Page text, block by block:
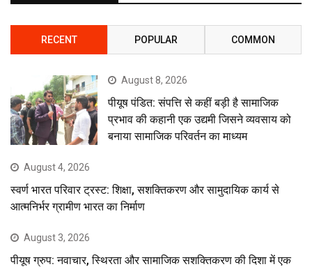
RECENT POPULAR COMMON
August 8, 2026
पीयूष पंडित: संपत्ति से कहीं बड़ी है सामाजिक
प्रभाव की कहानी एक उद्यमी जिसने व्यवसाय को
बनाया सामाजिक परिवर्तन का माध्यम
August 4, 2026
स्वर्ण भारत परिवार ट्रस्ट: शिक्षा, सशक्तिकरण और सामुदायिक कार्य से
आत्मनिर्भर ग्रामीण भारत का निर्माण
August 3, 2026
पीयूष ग्रुप: नवाचार, स्थिरता और सामाजिक सशक्तिकरण की दिशा में एक